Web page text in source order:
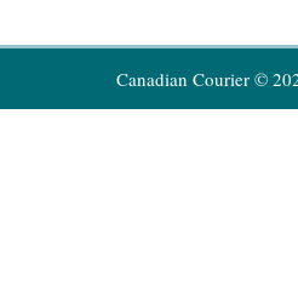
Canadian Courier ©